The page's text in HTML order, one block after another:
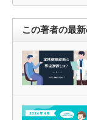
この著者の最